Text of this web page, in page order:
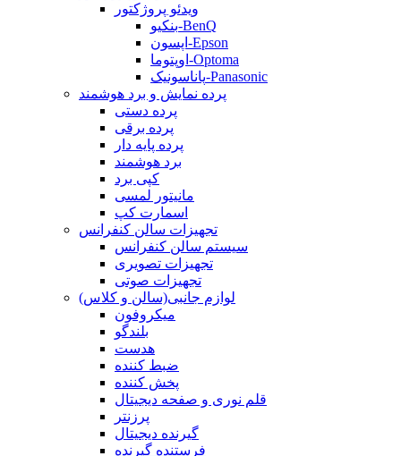
ویدئو پروژکتور
بنکیو-BenQ
اپسون-Epson
اوپتوما-Optoma
پاناسونیک-Panasonic
پرده نمایش و برد هوشمند
پرده دستی
پرده برقی
پرده پایه دار
برد هوشمند
کپی برد
مانیتور لمسی
اسمارت کپ
تجهیزات سالن کنفرانس
سیستم سالن کنفرانس
تجهیزات تصویری
تجهیزات صوتی
لوازم جانبی(سالن و کلاس)
میکروفون
بلندگو
هدست
ضبط کننده
پخش کننده
قلم نوری و صفحه دیجیتال
پرزنتر
گیرنده دیجیتال
فرستنده گیرنده